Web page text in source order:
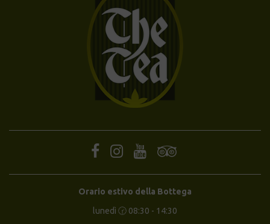
Orario estivo della Bottega
lunedì 🕝 08:30 - 14:30